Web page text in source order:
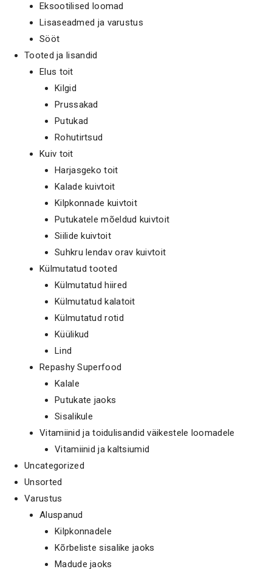
Eksootilised loomad
Lisaseadmed ja varustus
Sööt
Tooted ja lisandid
Elus toit
Kilgid
Prussakad
Putukad
Rohutirtsud
Kuiv toit
Harjasgeko toit
Kalade kuivtoit
Kilpkonnade kuivtoit
Putukatele mõeldud kuivtoit
Siilide kuivtoit
Suhkru lendav orav kuivtoit
Külmutatud tooted
Külmutatud hiired
Külmutatud kalatoit
Külmutatud rotid
Küülikud
Lind
Repashy Superfood
Kalale
Putukate jaoks
Sisalikule
Vitamiinid ja toidulisandid väikestele loomadele
Vitamiinid ja kaltsiumid
Uncategorized
Unsorted
Varustus
Aluspanud
Kilpkonnadele
Kõrbeliste sisalike jaoks
Madude jaoks